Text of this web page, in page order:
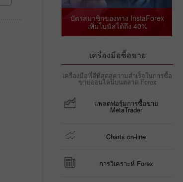
บัตรสมาชิกของทาง InstaForex
เพิ่มโบนัสได้ถึง 40%
เครื่องมือซื้อขาย
เครื่องมือที่ดีที่สุดสู่ความสำเร็จในการซื้อ
ขายออนไลน์บนตลาด Forex
แพลตฟอรฺ์มการซื้อขาย
MetaTrader
Charts on-line
การวิเคราะห์ Forex